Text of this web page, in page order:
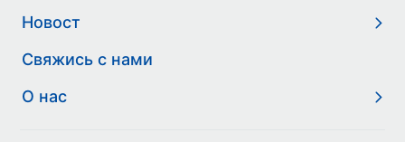
Новост
Свяжись с нами
О нас